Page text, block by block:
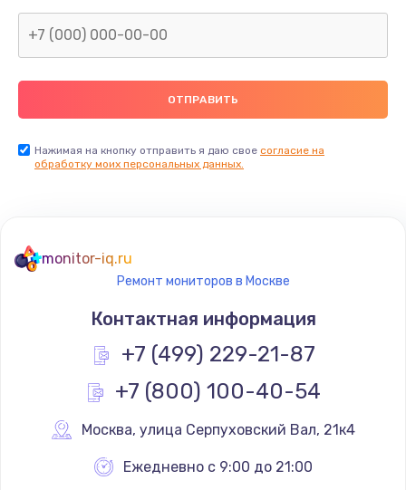
Нажимая на кнопку отправить я даю свое согласие на
обработку моих персональных данных.
monitor-iq.ru
Ремонт мониторов в Москве
Контактная информация
+7 (499) 229-21-87
+7 (800) 100-40-54
Москва, улица Серпуховский Вал, 21к4
Ежедневно с 9:00 до 21:00